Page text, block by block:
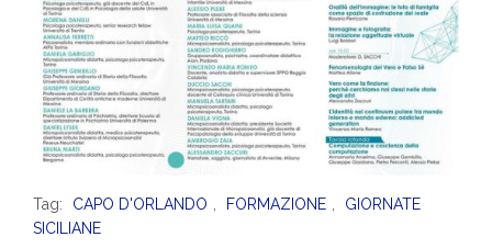
Tag: CAPO D'ORLANDO FORMAZIONE
GIORNATE
SICILIANE